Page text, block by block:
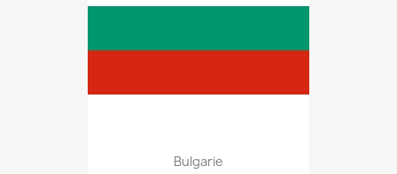
Bulgarie